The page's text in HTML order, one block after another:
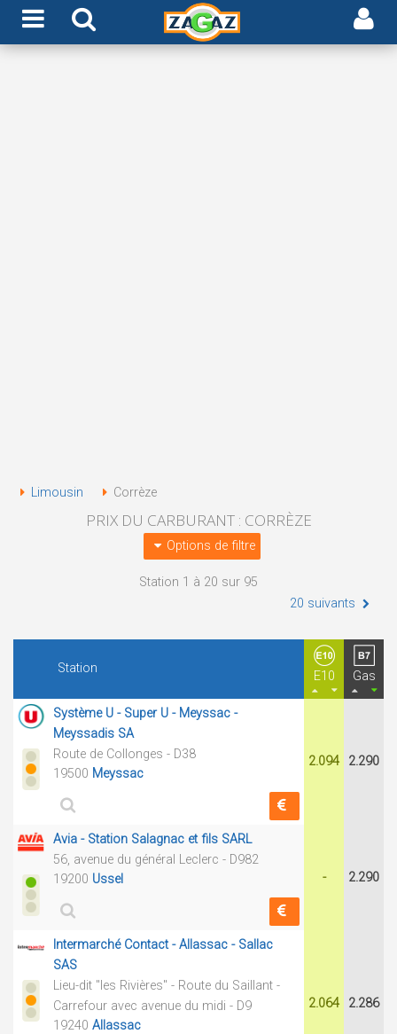
Limousin Corrèze
PRIX DU CARBURANT : CORRÈZE
Options de filtre
Station 1 à 20 sur 95
20 suivants
Station
E10 Gas
Système U - Super U - Meyssac -
Meyssadis SA
Route de Collonges - D38
19500 Meyssac
2.094 2.290
Avia - Station Salagnac et fils SARL
56, avenue du général Leclerc - D982
19200 Ussel - 2.290
Intermarché Contact - Allassac - Sallac
SAS
Lieu-dit "les Rivières" - Route du Saillant -
Carrefour avec avenue du midi - D9
19240 Allassac
2.064 2.286